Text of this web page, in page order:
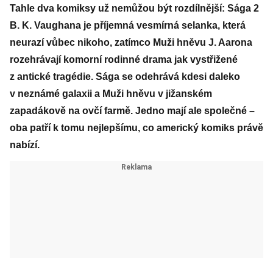
Tahle dva komiksy už nemůžou být rozdílnější: Sága 2
B. K. Vaughana je příjemná vesmírná selanka, která
neurazí vůbec nikoho, zatímco Muži hněvu J. Aarona
rozehrávají komorní rodinné drama jak vystřižené
z antické tragédie. Sága se odehrává kdesi daleko
v neznámé galaxii a Muži hněvu v jižanském
zapadákově na ovčí farmě. Jedno mají ale společné –
oba patří k tomu nejlepšímu, co americký komiks právě
nabízí.